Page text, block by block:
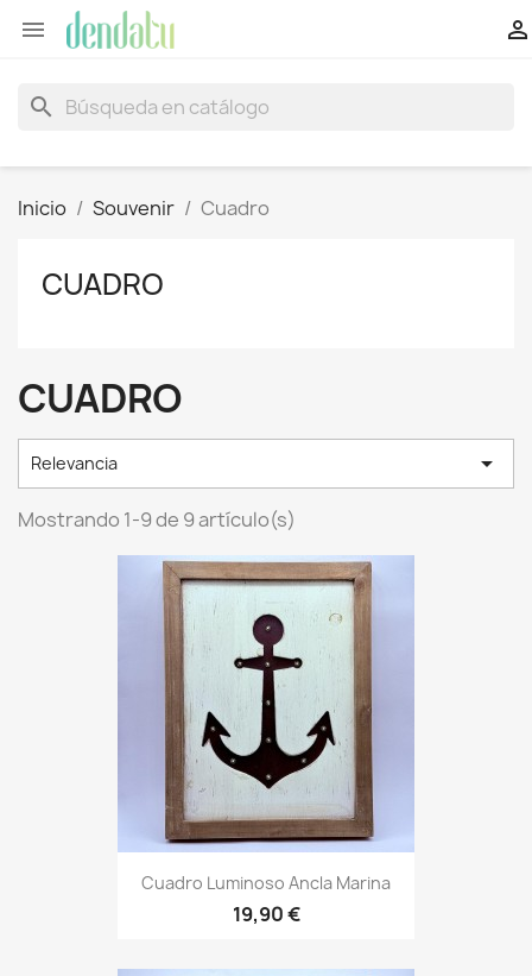
 
search
Inicio Souvenir Cuadro
CUADRO
CUADRO
Relevancia 
Mostrando 1-9 de 9 artículo(s)
Cuadro Luminoso Ancla Marina
19,90 €